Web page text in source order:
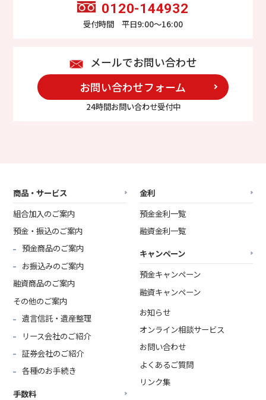
0120-144932
受付時間 平日9:00～16:00
メールでお問い合わせ
お問い合わせフォーム
24時間お問い合わせ受付中
商品・サービス
組合加入のご案内
預金・振込のご案内
預金商品のご案内
お振込みのご案内
融資商品のご案内
その他のご案内
遺言信託・遺産整理
リース会社のご紹介
証券会社のご紹介
各種のお手続き
手数料
金利
預金金利一覧
融資金利一覧
キャンペーン
預金キャンペーン
融資キャンペーン
お知らせ
オンライン相談サービス
お問い合わせ
よくあるご質問
リンク集